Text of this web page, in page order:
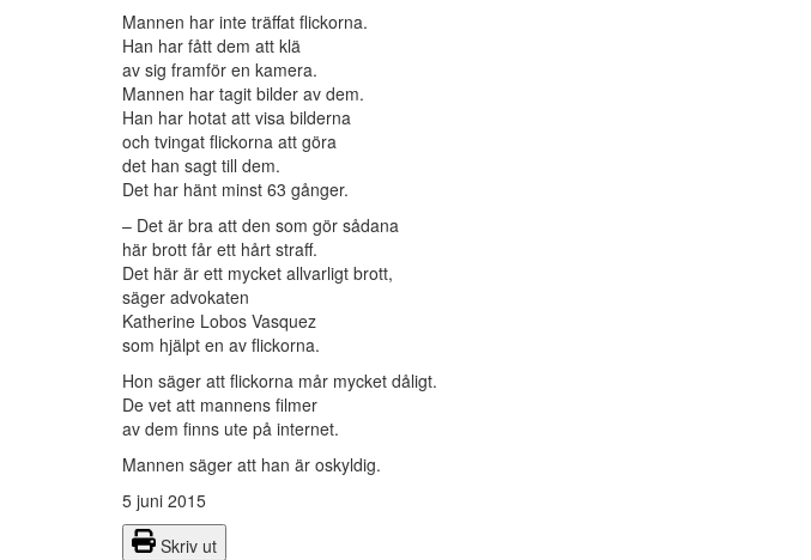
Mannen har inte träffat flickorna.
Han har fått dem att klä
av sig framför en kamera.
Mannen har tagit bilder av dem.
Han har hotat att visa bilderna
och tvingat flickorna att göra
det han sagt till dem.
Det har hänt minst 63 gånger.
– Det är bra att den som gör sådana
här brott får ett hårt straff.
Det här är ett mycket allvarligt brott,
säger advokaten
Katherine Lobos Vasquez
som hjälpt en av flickorna.
Hon säger att flickorna mår mycket dåligt.
De vet att mannens filmer
av dem finns ute på internet.
Mannen säger att han är oskyldig.
5 juni 2015
Skriv ut